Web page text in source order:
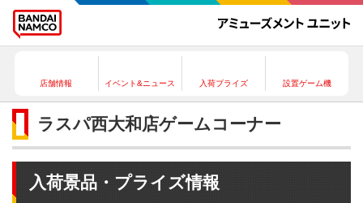
店舗情報 イベント&ニュース 入荷プライズ 設置ゲーム機
ラスパ西大和店ゲームコーナー
入荷景品・プライズ情報